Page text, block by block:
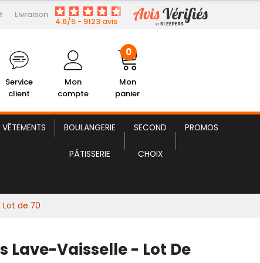
Livraison
4.6/5 - 9123 avis
Service
client
Mon
compte
Mon
panier
0
VÊTEMENTS BOULANGERIE
PÂTISSERIE
SECOND
CHOIX
PROMOS
Tablettes Lave-vaisselle 26,23 € HT
de 70
Lave-Vaisselle - Lot De